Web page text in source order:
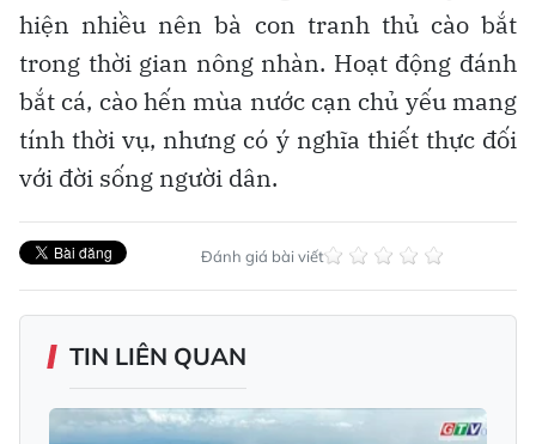
hiện nhiều nên bà con tranh thủ cào bắt
trong thời gian nông nhàn. Hoạt động đánh
bắt cá, cào hến mùa nước cạn chủ yếu mang
tính thời vụ, nhưng có ý nghĩa thiết thực đối
với đời sống người dân.
Đánh giá bài viết
TIN LIÊN QUAN